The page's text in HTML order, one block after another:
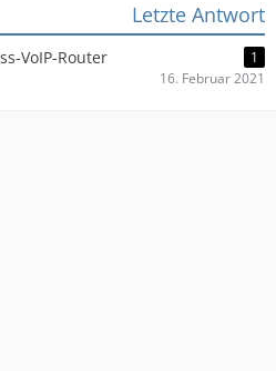
Letzte Antwort
VoIP-Router
1
16. Februar 2021